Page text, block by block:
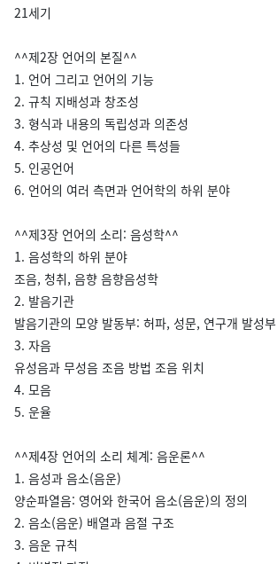
21세기
^^제2장 언어의 본질^^
1. 언어 그리고 언어의 기능
2. 규칙 지배성과 창조성
3. 형식과 내용의 독립성과 의존성
4. 추상성 및 언어의 다른 특성들
5. 인공언어
6. 언어의 여러 측면과 언어학의 하위 분야
^^제3장 언어의 소리: 음성학^^
1. 음성학의 하위 분야
조음, 청취, 음향 음향음성학
2. 발음기관
발음기관의 모양 발동부: 허파, 성문, 연구개 발성부
3. 자음
유성음과 무성음 조음 방법 조음 위치
4. 모음
5. 운율
^^제4장 언어의 소리 체계: 음운론^^
1. 음성과 음소(음운)
양순파열음: 영어와 한국어 음소(음운)의 정의
2. 음소(음운) 배열과 음절 구조
3. 음운 규칙